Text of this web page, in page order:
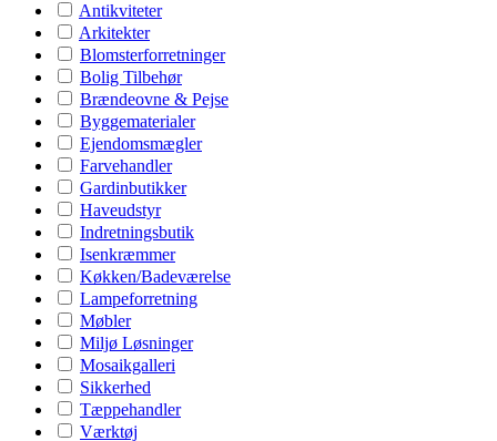
Antikviteter
Arkitekter
Blomsterforretninger
Bolig Tilbehør
Brændeovne & Pejse
Byggematerialer
Ejendomsmægler
Farvehandler
Gardinbutikker
Haveudstyr
Indretningsbutik
Isenkræmmer
Køkken/Badeværelse
Lampeforretning
Møbler
Miljø Løsninger
Mosaikgalleri
Sikkerhed
Tæppehandler
Værktøj